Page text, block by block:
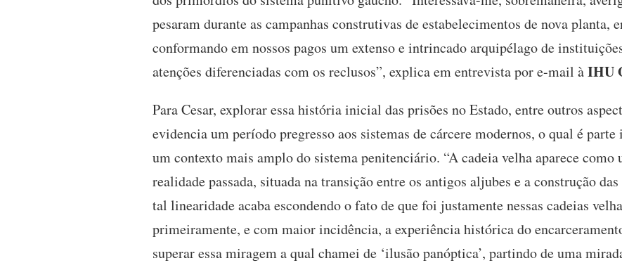
pesaram durante as campanhas construtivas de estabelecimentos de nova planta,
conformando em nossos pagos um extenso e intrincado arquipélago de
atenções diferenciadas com os reclusos”, explica em entrevista por e-mail àIHU
Para Cesar, explorar essa história inicial das prisões no Estado, entre outros
evidencia um período pregresso aos sistemas de cárcere modernos, o qual é
um contexto mais amplo do sistema penitenciário. “A cadeia velha aparece como
realidade passada, situada na transição entre os antigos aljubes e a construção
tal linearidade acaba escondendo o fato de que foi justamente nessas cadeias
primeiramente, e com maior incidência, a experiência histórica do
superar essa miragem a qual chamei de ‘ilusão panóptica’, partindo de uma